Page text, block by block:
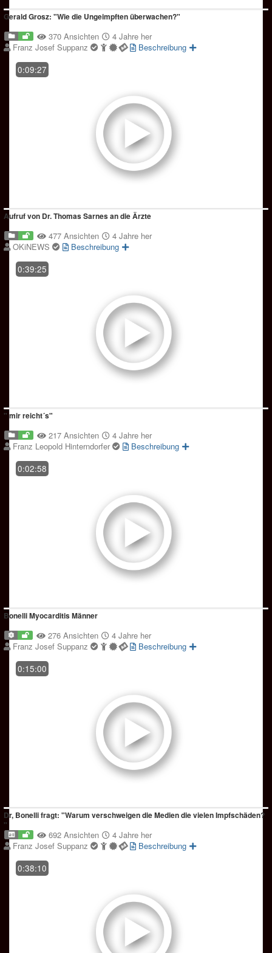
Gerald Grosz: "Wie die Ungeimpften überwachen?"
370 Ansichten
4 Jahre her
Franz Josef Suppanz
Beschreibung
0:09:27
Aufruf von Dr. Thomas Sarnes an die Ärzte
477 Ansichten
4 Jahre her
OKiNEWS
Beschreibung
0:39:25
" mir reicht´s"
217 Ansichten
4 Jahre her
Franz Leopold Hinterndorfer
Beschreibung
0:02:58
Bonelli Myocarditis Männer
276 Ansichten
4 Jahre her
Franz Josef Suppanz
Beschreibung
0:15:00
Dr, Bonelli fragt: "Warum verschweigen die Medien die vielen Impfschäden?
"
692 Ansichten
4 Jahre her
Franz Josef Suppanz
Beschreibung
0:38:10